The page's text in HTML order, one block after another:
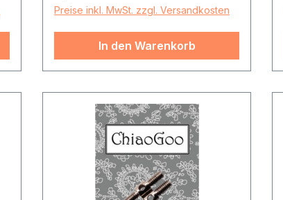
Preise inkl. MwSt. zzgl. Versandkosten
In den Warenkorb